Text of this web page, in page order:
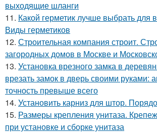
выходящие шланги
11. Какой герметик лучше выбрать для
Виды герметиков
12. Строительная компания строит.
загородных домов в Москве и
13. Установка врезного замка в
врезать замок в дверь своими руками:
точность превыше всего
14. Установить карниз для штор.
15. Размеры крепления унитаза.
при установке и сборке унитаза